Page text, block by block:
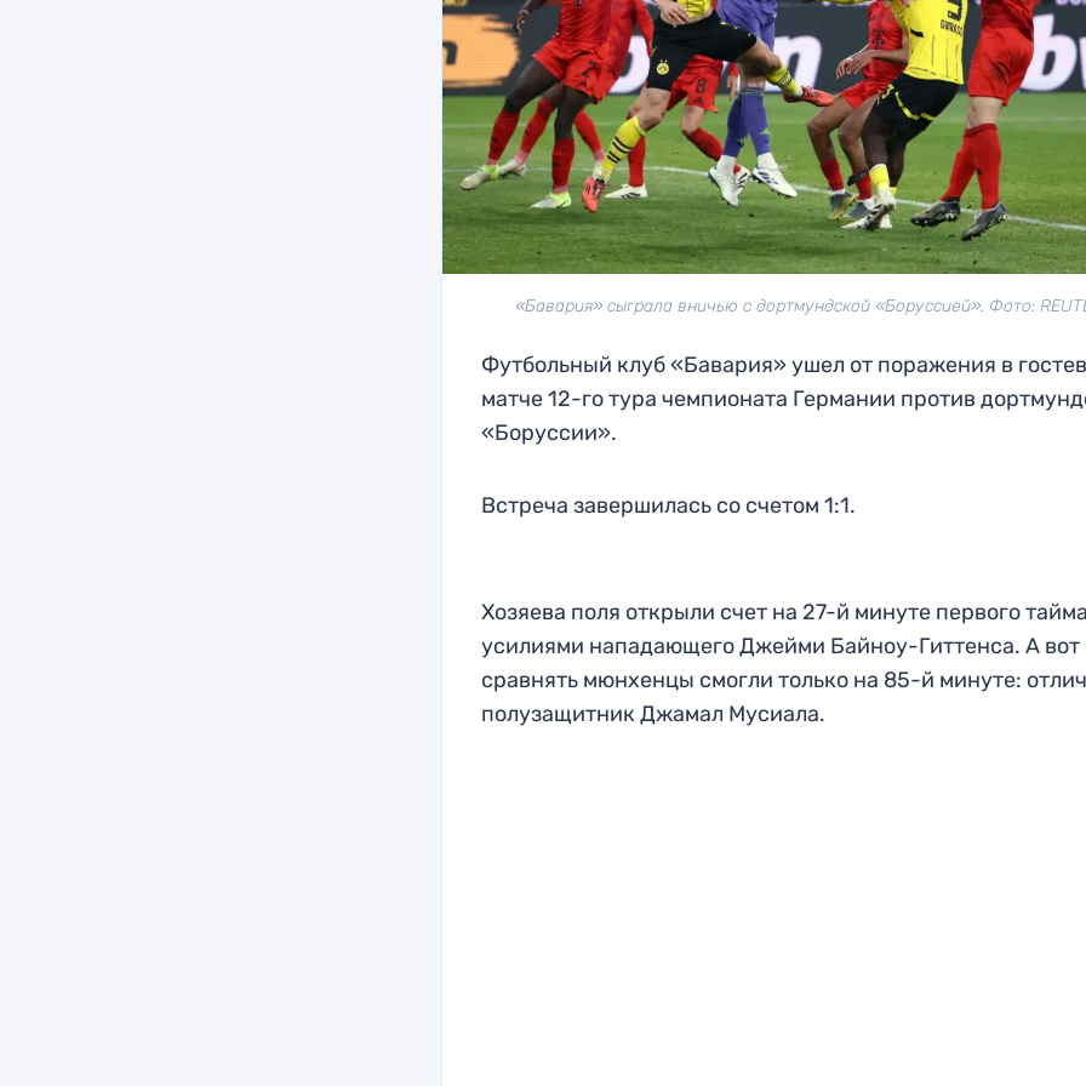
«Бавария» сыграла вничью с дортмундской «Боруссией». Фото:
Футбольный клуб «Бавария» ушел от поражения в
матче 12-го тура чемпионата Германии против
«Боруссии».
Встреча завершилась со счетом 1:1.
Хозяева поля открыли счет на 27-й минуте первого тайма
усилиями нападающего Джейми Байноу-Гиттенса. А вот
сравнять мюнхенцы смогли только на 85-й минуте:
полузащитник Джамал Мусиала.